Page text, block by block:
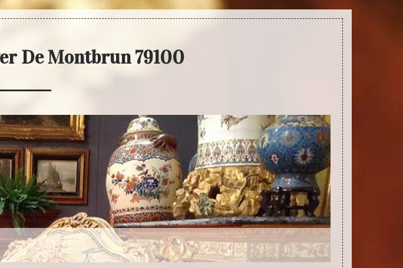
De Montbrun 79100